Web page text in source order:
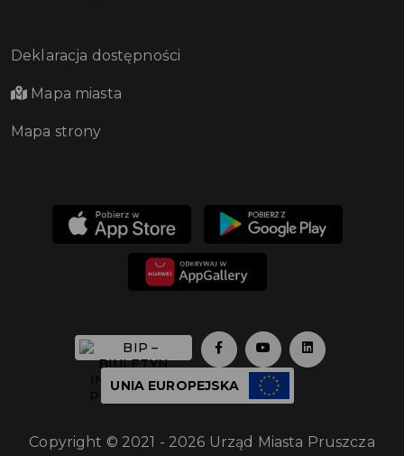
Deklaracja dostępności
Mapa miasta
Mapa strony
UNIA EUROPEJSKA
Copyright © 2021 - 2026 Urząd Miasta Pruszcza